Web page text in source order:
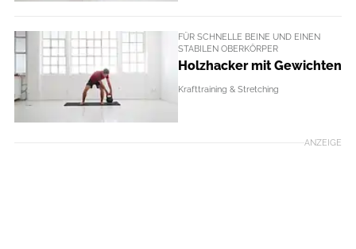
FÜR SCHNELLE BEINE UND EINEN
STABILEN OBERKÖRPER
Holzhacker mit Gewichten
Krafttraining & Stretching
ANZEIGE